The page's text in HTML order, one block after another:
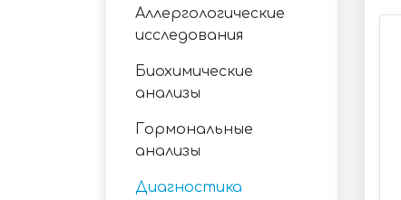
Аллергологические
исследования
Биохимические
анализы
Гормональные
анализы
Диагностика